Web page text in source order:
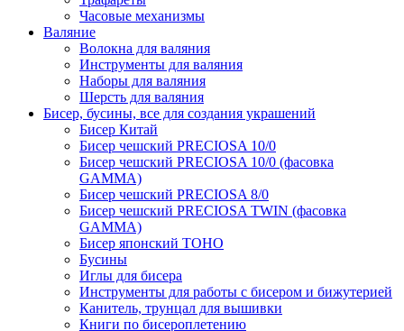
Часовые механизмы
Валяние
Волокна для валяния
Инструменты для валяния
Наборы для валяния
Шерсть для валяния
Бисер, бусины, все для создания украшений
Бисер Китай
Бисер чешский PRECIOSA 10/0
Бисер чешский PRECIOSA 10/0 (фасовка
GAMMA)
Бисер чешский PRECIOSA 8/0
Бисер чешский PRECIOSA TWIN (фасовка
GAMMA)
Бисер японский TOHO
Бусины
Иглы для бисера
Инструменты для работы с бисером и бижутерией
Канитель, трунцал для вышивки
Книги по бисероплетению